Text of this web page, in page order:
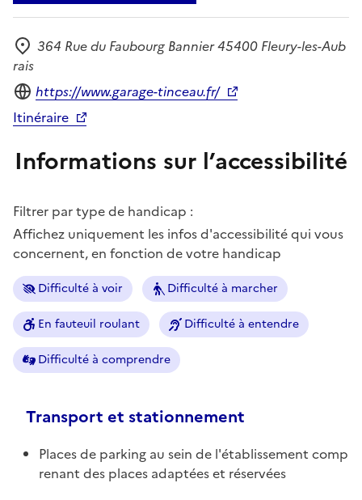
Adresse
364 Rue du Faubourg Bannier 45400 Fleury-les-Aub
rais
Site internet
https://www.garage-tinceau.fr/
Itinéraire
Informations sur l’accessibilité
Filtrer par type de handicap :
Affichez uniquement les infos d'accessibilité qui vous
concernent, en fonction de votre handicap
Difficulté à voir Difficulté à marcher
En fauteuil roulant Difficulté à entendre
Difficulté à comprendre
Transport et stationnement
Places de parking au sein de l'établissement comp
renant des places adaptées et réservées